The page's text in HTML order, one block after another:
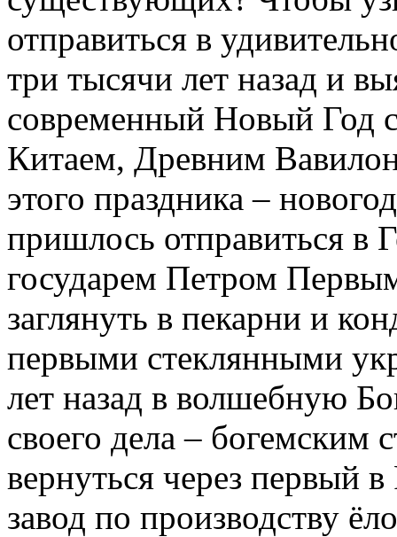
отправиться в
три тысячи лет назад и
современный Новый Год
Китаем, Древним
этого праздника –
пришлось отправиться в
государем Петром
заглянуть в пекарни и
первыми стеклянными
лет назад в волшебную
своего дела – богемским
вернуться через первый
завод по производству